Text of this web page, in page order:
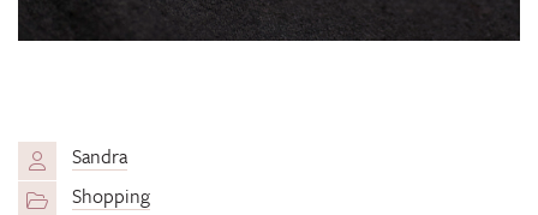
Sandra
Shopping